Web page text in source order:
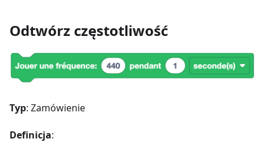
Odtwórz częstotliwość
Typ: Zamówienie
Definicja: